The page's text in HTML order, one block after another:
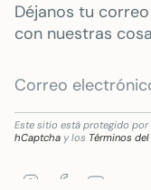
Déjanos tu
con nuestras
Este sitio está protegido
hCaptcha y los Términos
InstagramFacebook